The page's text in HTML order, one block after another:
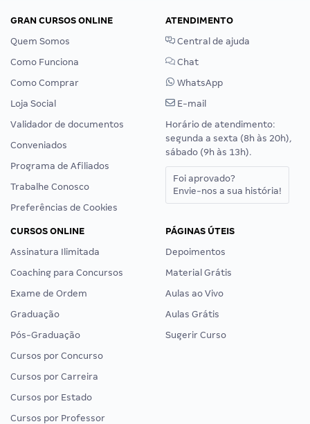
GRAN CURSOS ONLINE
Quem Somos
Como Funciona
Como Comprar
Loja Social
Validador de documentos
Conveniados
Programa de Afiliados
Trabalhe Conosco
Preferências de Cookies
ATENDIMENTO
Central de ajuda
Chat
WhatsApp
E-mail
Horário de atendimento:
segunda a sexta (8h às 20h),
sábado (9h às 13h).
Foi aprovado?
Envie-nos a sua história!
CURSOS ONLINE
Assinatura Ilimitada
Coaching para Concursos
Exame de Ordem
Graduação
Pós-Graduação
Cursos por Concurso
Cursos por Carreira
Cursos por Estado
Cursos por Professor
PÁGINAS ÚTEIS
Depoimentos
Material Grátis
Aulas ao Vivo
Aulas Grátis
Sugerir Curso